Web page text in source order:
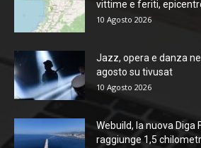
vittime e feriti, epicentro
10 Agosto 2026
Jazz, opera e danza
agosto su tivusat
10 Agosto 2026
Webuild, la nuova Diga
raggiunge 1,5 chilometri